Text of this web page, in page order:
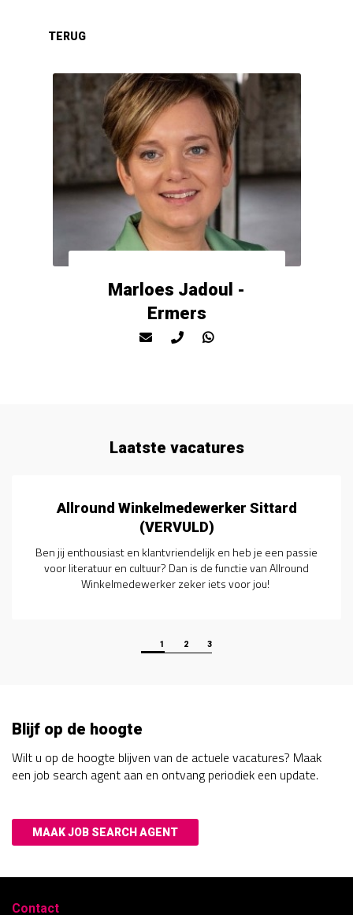
Marloes Jadoul -
Ermers
Laatste vacatures
Medewerk(st)er Binnendienst (VERVULD)
Ben jij een enthousiaste en gedreven administratieve kracht
die op zoek is naar een nieuwe uitdaging binnen de
makelaardij? Dan zijn wij op zoek naar jou!
1 2 3
Blijf op de hoogte
Wilt u op de hoogte blijven van de actuele vacatures? Maak
een job search agent aan en ontvang periodiek een update.
MAAK JOB SEARCH AGENT
Contact